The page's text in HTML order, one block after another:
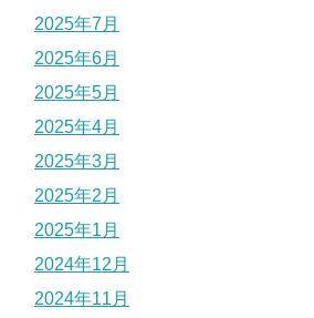
2025年7月
2025年6月
2025年5月
2025年4月
2025年3月
2025年2月
2025年1月
2024年12月
2024年11月